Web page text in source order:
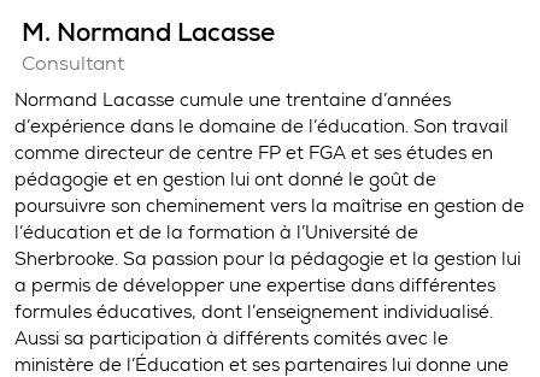
M. Normand Lacasse
Consultant
Normand Lacasse cumule une trentaine d’années
d’expérience dans le domaine de l’éducation. Son travail
comme directeur de centre FP et FGA et ses études en
pédagogie et en gestion lui ont donné le goût de
poursuivre son cheminement vers la maîtrise en gestion de
l’éducation et de la formation à l’Université de
Sherbrooke. Sa passion pour la pédagogie et la gestion lui
a permis de développer une expertise dans différentes
formules éducatives, dont l’enseignement individualisé.
Aussi sa participation à différents comités avec le
ministère de l’Éducation et ses partenaires lui donne une